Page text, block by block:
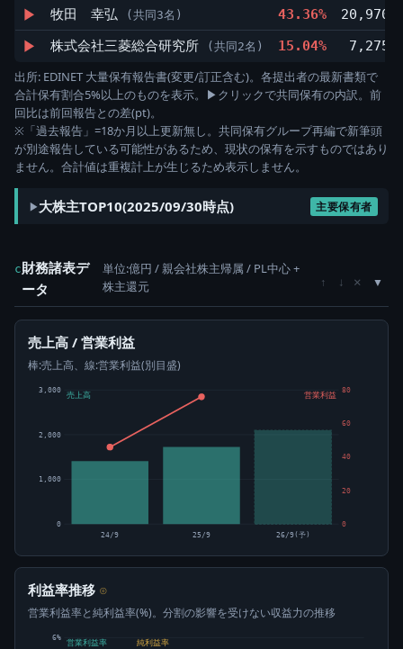
▶ 牧田 幸弘 (共同3名) 43.36%
▶ 株式会社三菱総合研究所 (共同2名) 15.04%
出所: EDINET 大量保有報告書(変更/訂正含む)。各提出者の最新書類で
合計保有割合5%以上のものを表示。▶クリックで共同保有の内訳。前
回比は前回報告との差(pt)。
※「過去報告」=18か月以上更新無し。共同保有グループ再編で新筆頭
が別途報告している可能性があるため、現状の保有を示すものではあり
ません。合計値は重複計上が生じるため表示しません。
大株主TOP10(2025/09/30時点) 主要保有者
c財務諸表デ
ータ
単位:億円 / 親会社株主帰属 / PL中心 +
株主還元
↑ ↓ ×
売上高 / 営業利益
棒:売上高、線:営業利益(別目盛)
0
1,000
2,000
3,000
0
20
40
60
80
24/9 25/9 26/9(予)
売上高 営業利益
利益率推移 ⊙
営業利益率と純利益率(%)。分割の影響を受けない収益力の推移
6%
営業利益率 純利益率